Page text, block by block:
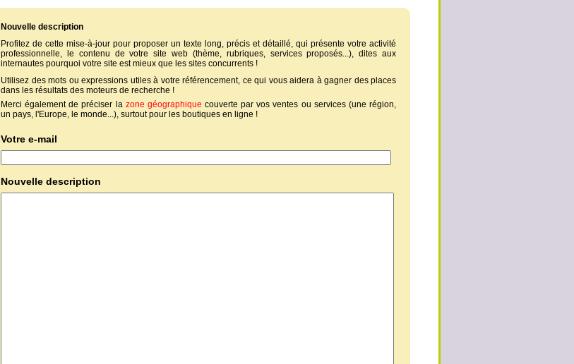
Nouvelle description
Profitez de cette mise-à-jour pour proposer un texte long, précis et détaillé, qui présente votre activité
professionnelle, le contenu de votre site web (thème, rubriques, services proposés...), dites aux
internautes pourquoi votre site est mieux que les sites concurrents !
Utilisez des mots ou expressions utiles à votre référencement, ce qui vous aidera à gagner des places
dans les résultats des moteurs de recherche !
Merci également de préciser la zone géographique couverte par vos ventes ou services (une région,
un pays, l'Europe, le monde...), surtout pour les boutiques en ligne !
Votre e-mail
Nouvelle description